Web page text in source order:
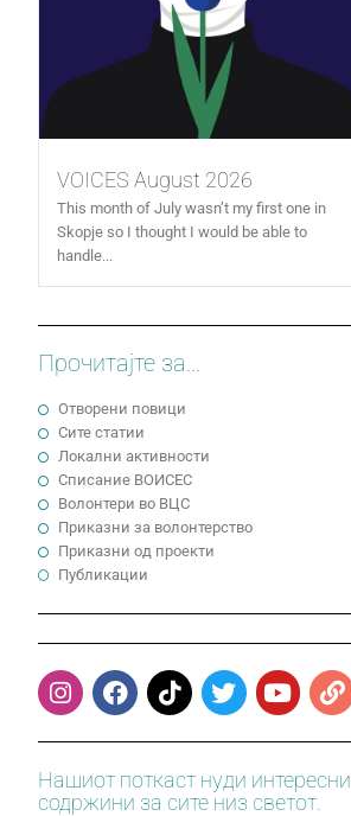
VOICES August 2026
This month of July wasn’t my first one in
Skopje so I thought I would be able to
handle...
Прочитајте за...
Отворени повици
Сите статии
Локални активности
Cписание ВОИСЕС
Волонтери во ВЦС
Приказни за волонтерство
Приказни од проекти
Публикации
Нашиот поткаст нуди интересни
содржини за сите низ светот.